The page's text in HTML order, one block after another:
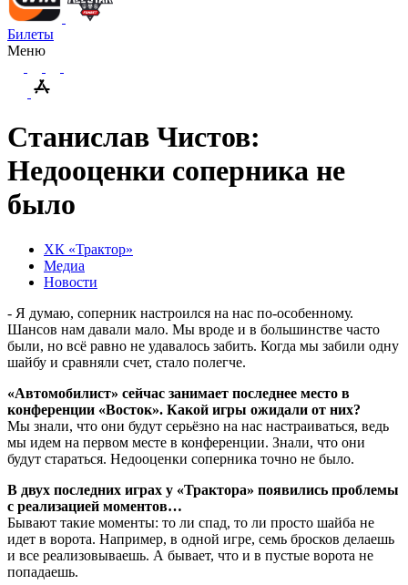
Билеты
Меню
Станислав Чистов:
Недооценки соперника не
было
ХК «Трактор»
Медиа
Новости
- Я думаю, соперник настроился на нас по-особенному.
Шансов нам давали мало. Мы вроде и в большинстве часто
были, но всё равно не удавалось забить. Когда мы забили одну
шайбу и сравняли счет, стало полегче.
«Автомобилист» сейчас занимает последнее место в
конференции «Восток». Какой игры ожидали от них?
Мы знали, что они будут серьёзно на нас настраиваться, ведь
мы идем на первом месте в конференции. Знали, что они
будут стараться. Недооценки соперника точно не было.
В двух последних играх у «Трактора» появились проблемы
с реализацией моментов…
Бывают такие моменты: то ли спад, то ли просто шайба не
идет в ворота. Например, в одной игре, семь бросков делаешь
и все реализовываешь. А бывает, что и в пустые ворота не
попадаешь.